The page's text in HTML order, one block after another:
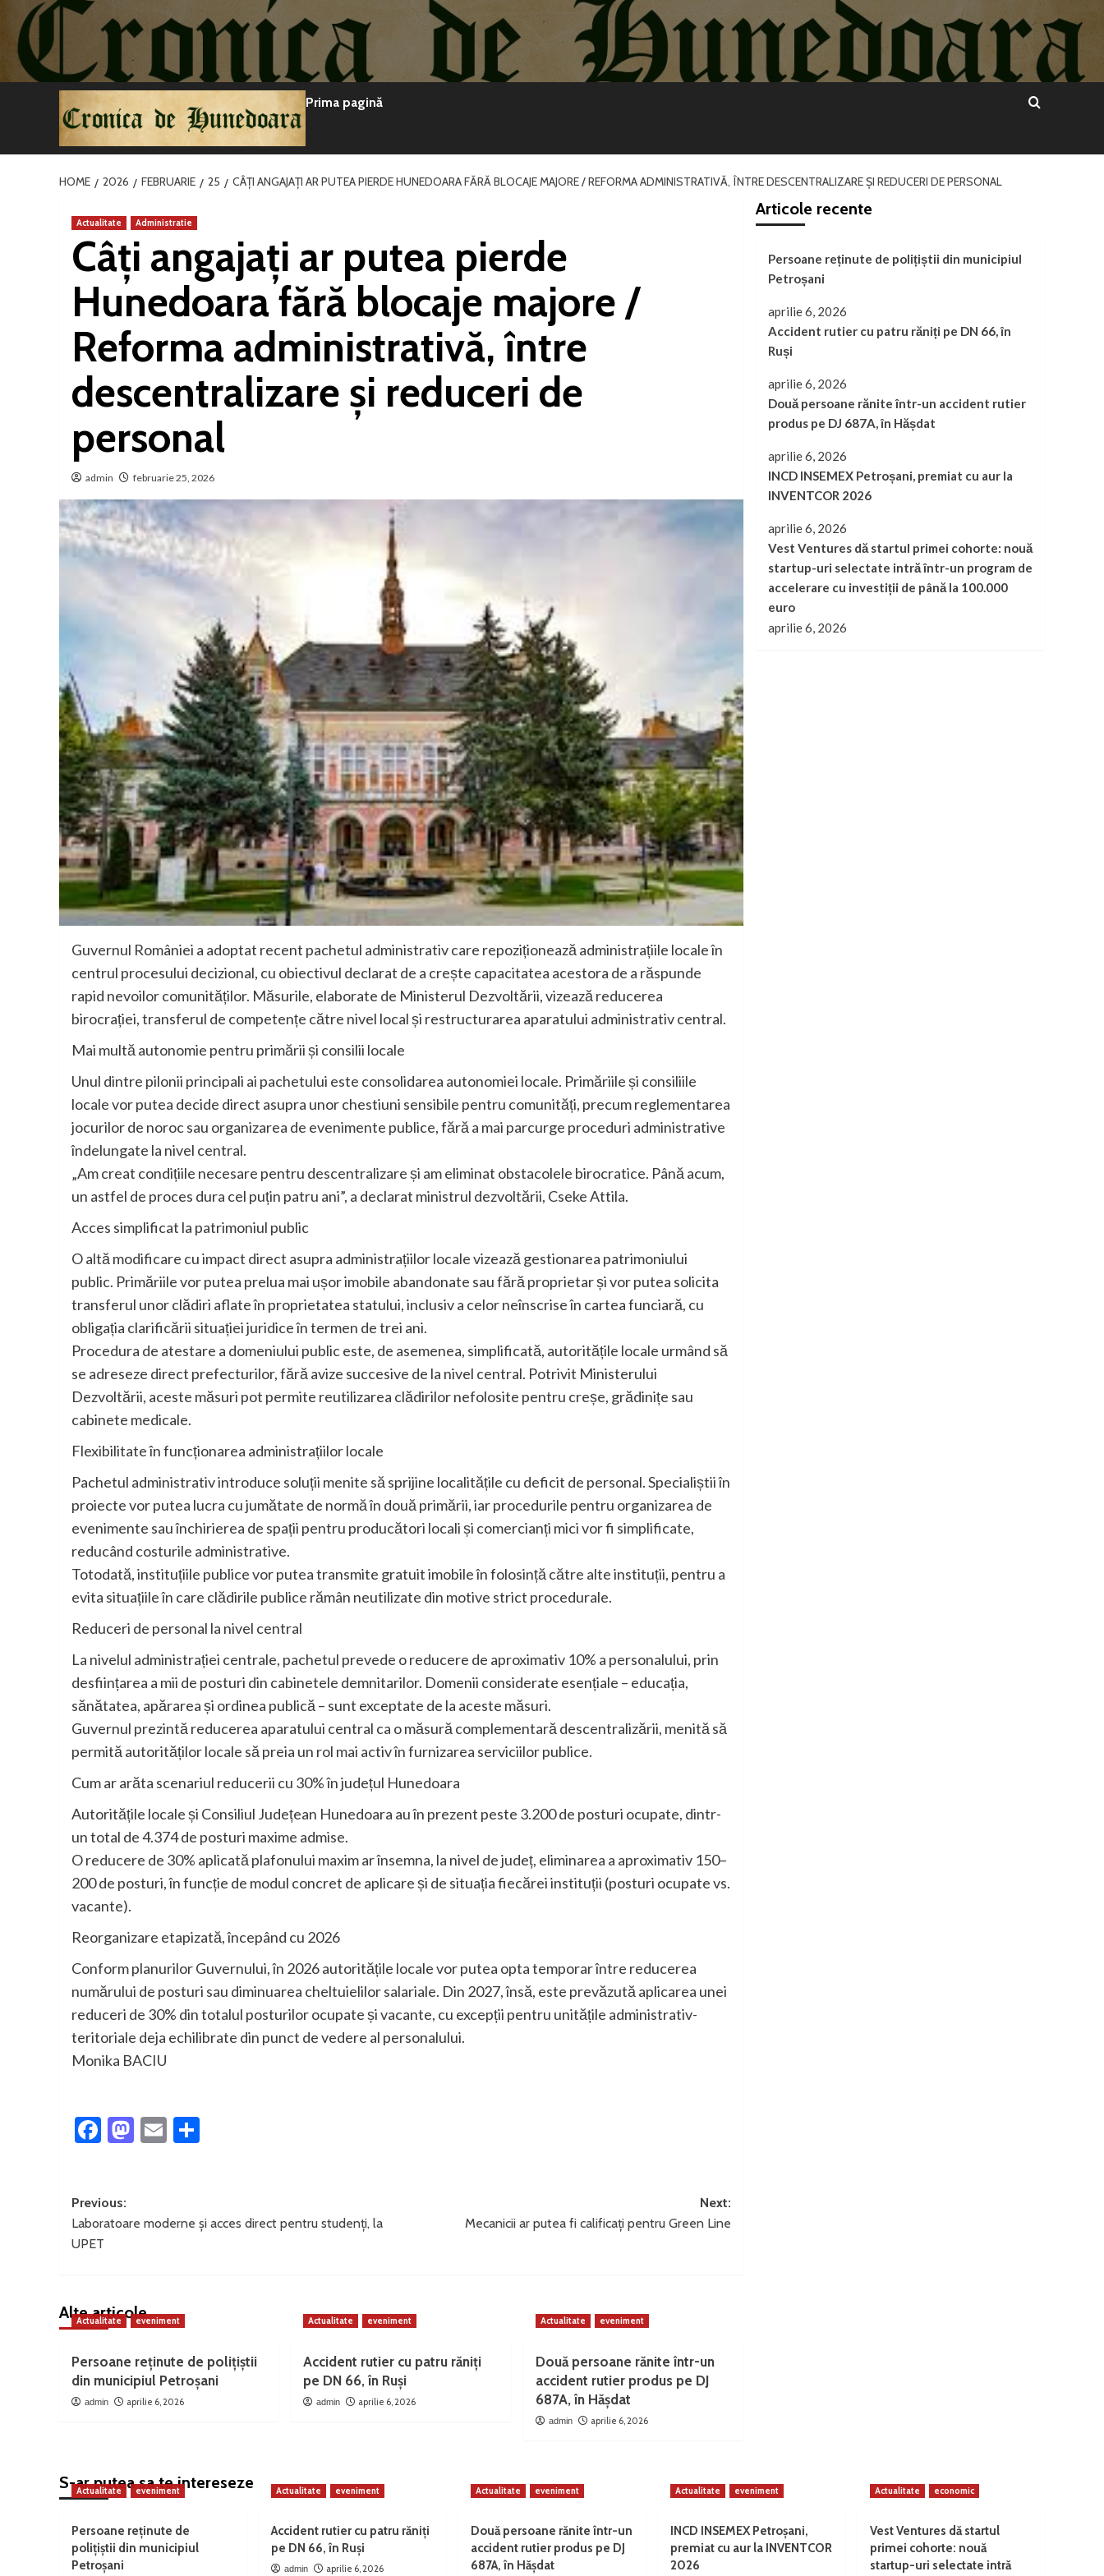
conținut
Prima pagină
HOME 2026 FEBRUARIE 25 CÂȚI ANGAJAȚI AR PUTEA PIERDE HUNEDOARA FĂRĂ BLOCAJE MAJORE / REFORMA ADMINISTRATIVĂ, ÎNTRE DESCENTRALIZARE ȘI REDUCERI DE PERSONAL
Actualitate Administratie
Câți angajați ar putea pierde
Hunedoara fără blocaje majore /
Reforma administrativă, între
descentralizare și reduceri de
personal
admin februarie 25, 2026
Guvernul României a adoptat recent pachetul administrativ care repoziționează administrațiile locale în
centrul procesului decizional, cu obiectivul declarat de a crește capacitatea acestora de a răspunde
rapid nevoilor comunităților. Măsurile, elaborate de Ministerul Dezvoltării, vizează reducerea
birocrației, transferul de competențe către nivel local și restructurarea aparatului administrativ central.
Mai multă autonomie pentru primării și consilii locale
Unul dintre pilonii principali ai pachetului este consolidarea autonomiei locale. Primăriile și consiliile
locale vor putea decide direct asupra unor chestiuni sensibile pentru comunități, precum reglementarea
jocurilor de noroc sau organizarea de evenimente publice, fără a mai parcurge proceduri administrative
îndelungate la nivel central.
„Am creat condițiile necesare pentru descentralizare și am eliminat obstacolele birocratice. Până acum,
un astfel de proces dura cel puțin patru ani”, a declarat ministrul dezvoltării, Cseke Attila.
Acces simplificat la patrimoniul public
O altă modificare cu impact direct asupra administrațiilor locale vizează gestionarea patrimoniului
public. Primăriile vor putea prelua mai ușor imobile abandonate sau fără proprietar și vor putea solicita
transferul unor clădiri aflate în proprietatea statului, inclusiv a celor neînscrise în cartea funciară, cu
obligația clarificării situației juridice în termen de trei ani.
Procedura de atestare a domeniului public este, de asemenea, simplificată, autoritățile locale urmând să
se adreseze direct prefecturilor, fără avize succesive de la nivel central. Potrivit Ministerului
Dezvoltării, aceste măsuri pot permite reutilizarea clădirilor nefolosite pentru creșe, grădinițe sau
cabinete medicale.
Flexibilitate în funcționarea administrațiilor locale
Pachetul administrativ introduce soluții menite să sprijine localitățile cu deficit de personal. Specialiștii în
proiecte vor putea lucra cu jumătate de normă în două primării, iar procedurile pentru organizarea de
evenimente sau închirierea de spații pentru producători locali și comercianți mici vor fi simplificate,
reducând costurile administrative.
Totodată, instituțiile publice vor putea transmite gratuit imobile în folosință către alte instituții, pentru a
evita situațiile în care clădirile publice rămân neutilizate din motive strict procedurale.
Reduceri de personal la nivel central
La nivelul administrației centrale, pachetul prevede o reducere de aproximativ 10% a personalului, prin
desființarea a mii de posturi din cabinetele demnitarilor. Domenii considerate esențiale – educația,
sănătatea, apărarea și ordinea publică – sunt exceptate de la aceste măsuri.
Guvernul prezintă reducerea aparatului central ca o măsură complementară descentralizării, menită să
permită autorităților locale să preia un rol mai activ în furnizarea serviciilor publice.
Cum ar arăta scenariul reducerii cu 30% în județul Hunedoara
Autoritățile locale și Consiliul Județean Hunedoara au în prezent peste 3.200 de posturi ocupate, dintr-
un total de 4.374 de posturi maxime admise.
O reducere de 30% aplicată plafonului maxim ar însemna, la nivel de județ, eliminarea a aproximativ 150–
200 de posturi, în funcție de modul concret de aplicare și de situația fiecărei instituții (posturi ocupate vs.
vacante).
Reorganizare etapizată, începând cu 2026
Conform planurilor Guvernului, în 2026 autoritățile locale vor putea opta temporar între reducerea
numărului de posturi sau diminuarea cheltuielilor salariale. Din 2027, însă, este prevăzută aplicarea unei
reduceri de 30% din totalul posturilor ocupate și vacante, cu excepții pentru unitățile administrativ-
teritoriale deja echilibrate din punct de vedere al personalului.
Monika BACIU
Facebook
Mastodon
Email
Post
navigation
Previous:
Laboratoare moderne și acces direct pentru studenți, la
UPET
Next:
Mecanicii ar putea fi calificați pentru Green Line
Alte articole
Actualitate eveniment
Persoane reținute de polițiștii
din municipiul Petroșani
admin aprilie 6, 2026
Actualitate eveniment
Accident rutier cu patru răniți
pe DN 66, în Ruși
admin aprilie 6, 2026
Actualitate eveniment
Două persoane rănite într-un
accident rutier produs pe DJ
687A, în Hășdat
admin aprilie 6, 2026
Articole recente
Persoane reținute de polițiștii din municipiul
Petroșani
aprilie 6, 2026
Accident rutier cu patru răniți pe DN 66, în
Ruși
aprilie 6, 2026
Două persoane rănite într-un accident rutier
produs pe DJ 687A, în Hășdat
aprilie 6, 2026
INCD INSEMEX Petroșani, premiat cu aur la
INVENTCOR 2026
aprilie 6, 2026
Vest Ventures dă startul primei cohorte: nouă
startup-uri selectate intră într-un program de
accelerare cu investiții de până la 100.000
euro
aprilie 6, 2026
S-ar putea sa te intereseze
Actualitate eveniment
Persoane reținute de
polițiștii din municipiul
Petroșani
Actualitate eveniment
Accident rutier cu patru răniți
pe DN 66, în Ruși
admin aprilie 6, 2026
Actualitate eveniment
Două persoane rănite într-un
accident rutier produs pe DJ
687A, în Hășdat
Actualitate eveniment
INCD INSEMEX Petroșani,
premiat cu aur la INVENTCOR
2026
Actualitate economic
Vest Ventures dă startul
primei cohorte: nouă
startup-uri selectate intră